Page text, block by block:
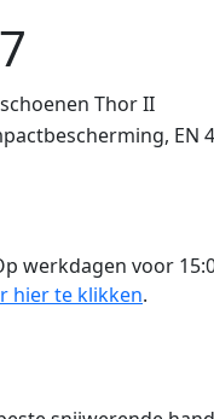
Thor II
EN
werkdagen voor
hier te klikken.